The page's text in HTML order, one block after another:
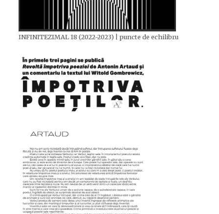
INFINITEZIMAL 18 (2022-2023) | puncte de echilibru